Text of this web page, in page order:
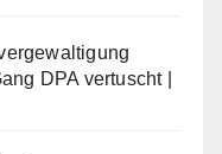
DPA vertuscht |